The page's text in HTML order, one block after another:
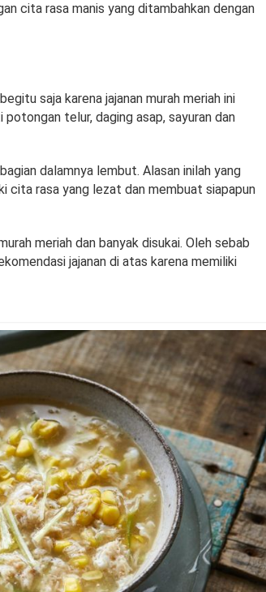
cita rasa manis yang ditambahkan dengan
saja karena jajanan murah meriah ini
telur, daging asap, sayuran dan
dalamnya lembut. Alasan inilah yang
cita rasa yang lezat dan membuat siapapun
meriah dan banyak disukai. Oleh sebab
jajanan di atas karena memiliki